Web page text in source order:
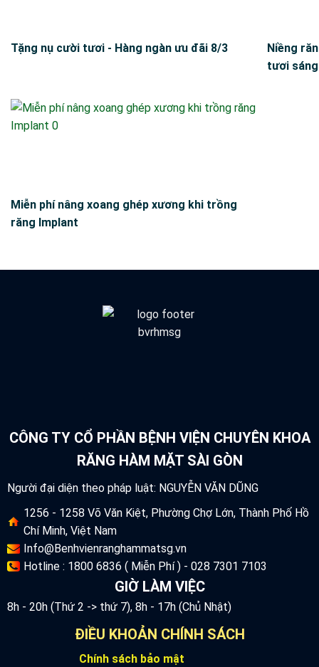
Tặng nụ cười tươi - Hàng ngàn ưu đãi 8/3
Niềng
tươi
Miễn phí nâng xoang ghép xương khi trồng
răng Implant
CÔNG TY CỔ PHẦN BỆNH VIỆN CHUYÊN KHOA
RĂNG HÀM MẶT SÀI GÒN
Người đại diện theo pháp luật: NGUYỄN VĂN DŨNG
1256 - 1258 Võ Văn Kiệt, Phường Chợ Lớn, Thành Phố Hồ
Chí Minh, Việt Nam
Info@Benhvienranghammatsg.vn
Hotline : 1800 6836 ( Miễn Phí ) - 028 7301 7103
GIỜ LÀM VIỆC
8h - 20h (Thứ 2 -> thứ 7), 8h - 17h (Chủ Nhật)
ĐIỀU KHOẢN CHÍNH SÁCH
Chính sách bảo mật